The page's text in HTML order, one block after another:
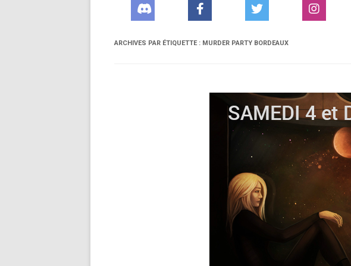
ARCHIVES PAR ÉTIQUETTE : MURDER PARTY BORDEAUX